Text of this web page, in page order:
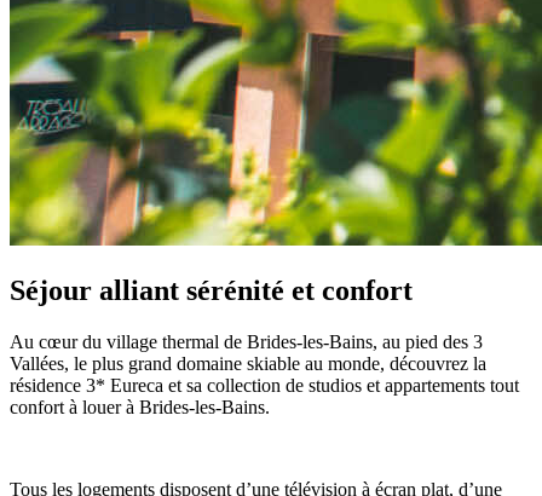
Séjour alliant sérénité et confort
Au cœur du village thermal de Brides-les-Bains, au pied des 3
Vallées, le plus grand domaine skiable au monde, découvrez la
résidence 3* Eureca et sa collection de studios et appartements tout
confort à louer à Brides-les-Bains.
Tous les logements disposent d’une télévision à écran plat, d’une